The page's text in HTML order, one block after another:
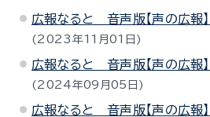
広報なると 音声版【声の広
2023年11月01日
広報なると 音声版【声の広
2024年09月05日
広報なると 音声版【声の広